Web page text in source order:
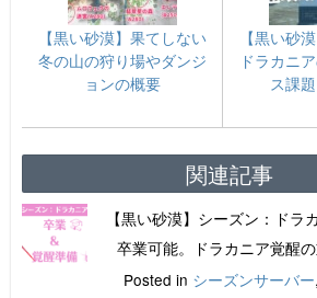
【黒い砂漠】果てしない
冬の山の狩り場やダンジ
ョンの概要
【黒い砂
ドラカニ
ス課
関連記事
【黒い砂漠】シーズン：ドラ
卒業可能。ドラカニア覚醒
Posted in シーズンサーバー,